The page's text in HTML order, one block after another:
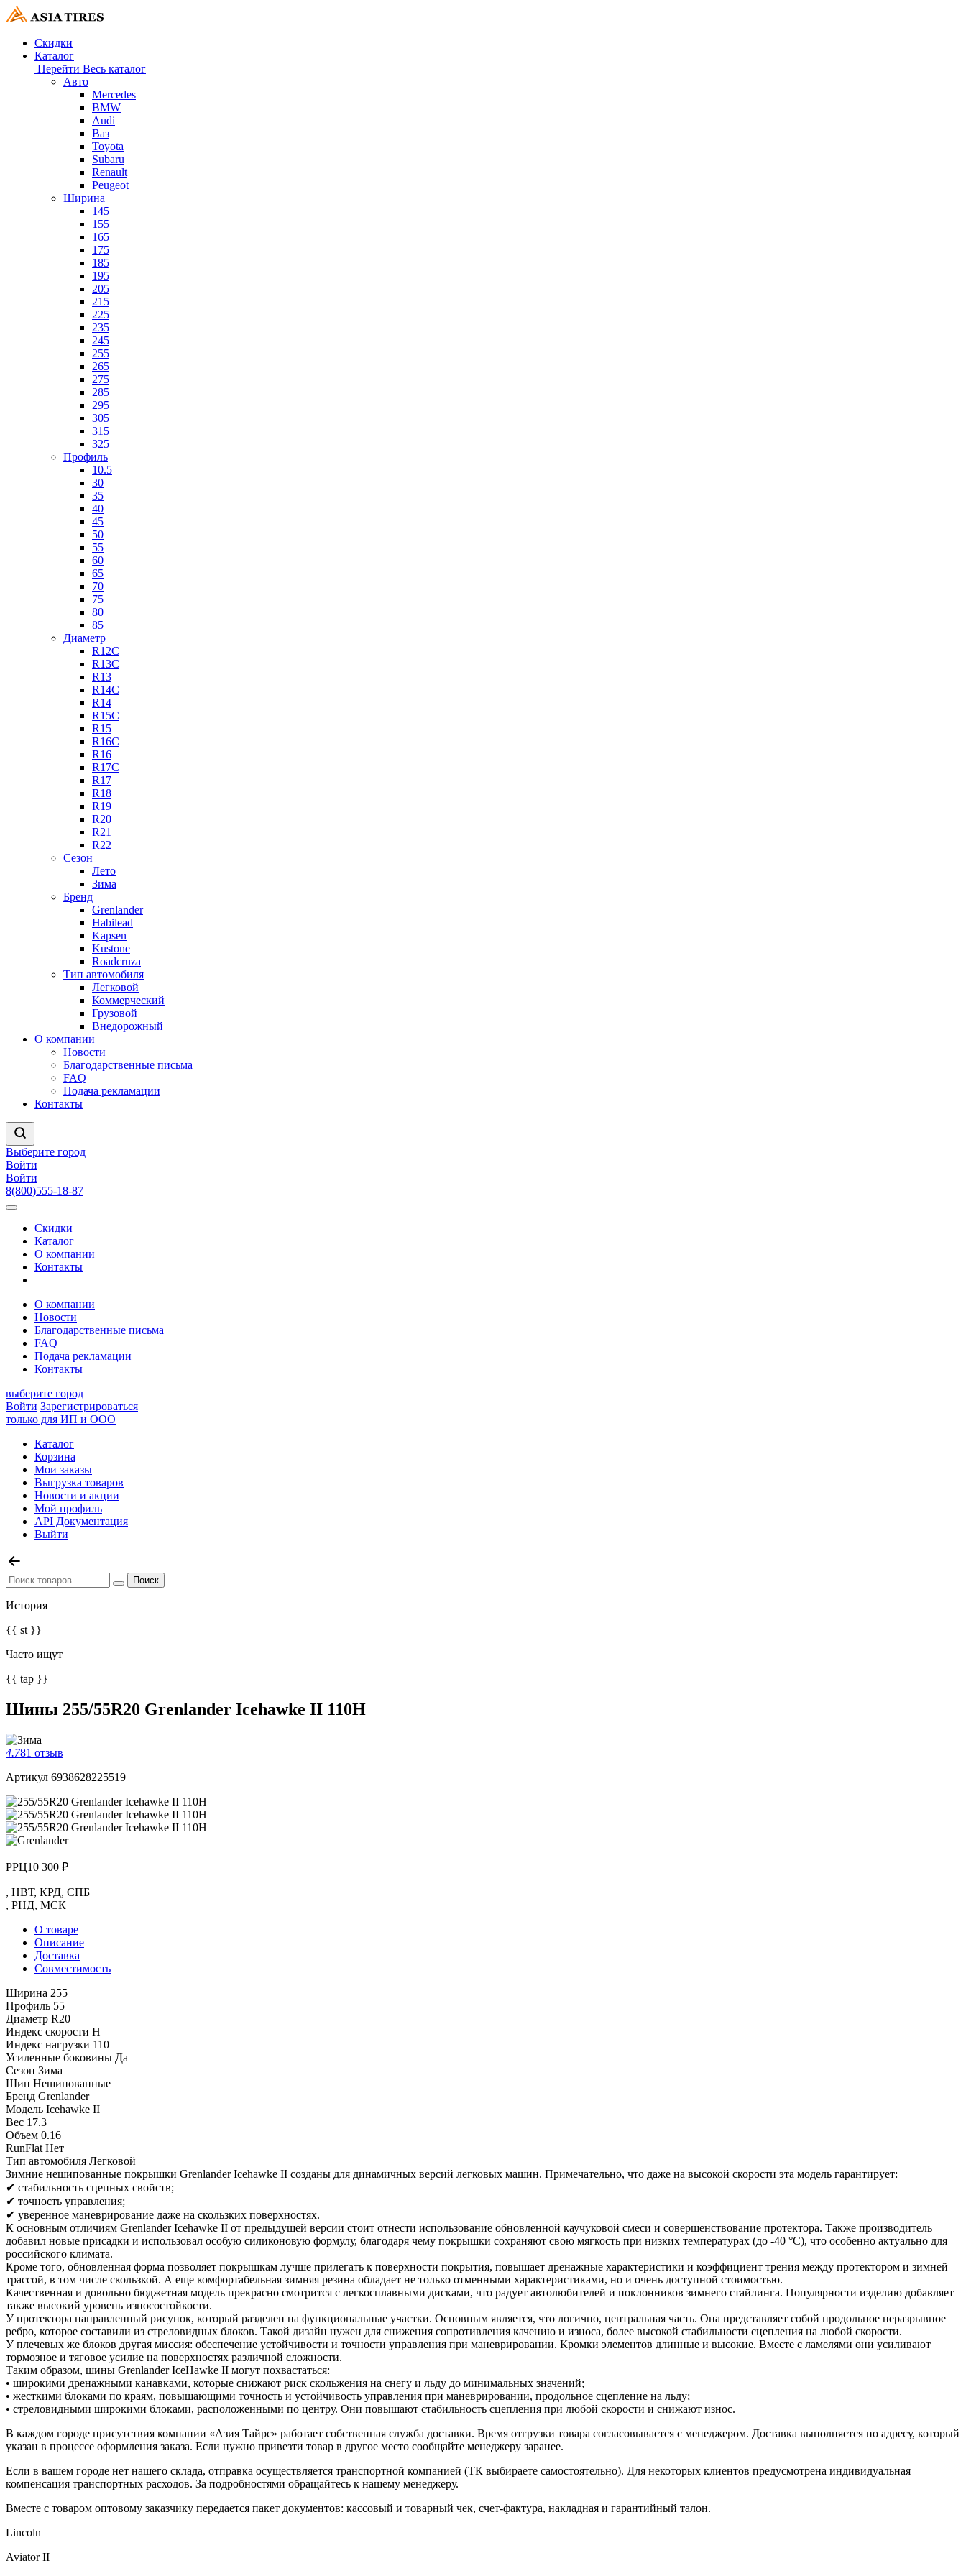
Скидки
Каталог
Перейти Весь каталог
Авто
Mercedes
BMW
Audi
Ваз
Toyota
Subaru
Renault
Peugeot
Ширина
145
155
165
175
185
195
205
215
225
235
245
255
265
275
285
295
305
315
325
Профиль
10.5
30
35
40
45
50
55
60
65
70
75
80
85
Диаметр
R12C
R13C
R13
R14C
R14
R15C
R15
R16C
R16
R17C
R17
R18
R19
R20
R21
R22
Сезон
Лето
Зима
Бренд
Grenlander
Habilead
Kapsen
Kustone
Roadcruza
Тип автомобиля
Легковой
Коммерческий
Грузовой
Внедорожный
О компании
Новости
Благодарственные письма
FAQ
Подача рекламации
Контакты
Выберите город
Войти
Войти
8(800)555-18-87
Скидки
Каталог
О компании
Контакты
О компании
Новости
Благодарственные письма
FAQ
Подача рекламации
Контакты
выберите город
Войти Зарегистрироваться
только для ИП и ООО
Каталог
Корзина
Мои заказы
Выгрузка товаров
Новости и акции
Мой профиль
API Документация
Выйти
История
{{ st }}
Часто ищут
{{ tap }}
Шины 255/55R20 Grenlander Icehawke II 110H
4.781 отзыв
Артикул 6938628225519
РРЦ10 300 ₽
, НВТ, КРД, СПБ
, РНД, МСК
О товаре
Описание
Доставка
Совместимость
Ширина 255
Профиль 55
Диаметр R20
Индекс скорости H
Индекс нагрузки 110
Усиленные боковины Да
Сезон Зима
Шип Нешипованные
Бренд Grenlander
Модель Icehawke II
Вес 17.3
Объем 0.16
RunFlat Нет
Тип автомобиля Легковой
Зимние нешипованные покрышки Grenlander Icehawke II созданы для динамичных версий легковых машин. Примечательно, что даже на высокой скорости эта модель гарантирует:
✔ стабильность сцепных свойств;
✔ точность управления;
✔ уверенное маневрирование даже на скользких поверхностях.
К основным отличиям Grenlander Icehawke II от предыдущей версии стоит отнести использование обновленной каучуковой смеси и совершенствование протектора. Также производитель
добавил новые присадки и использовал особую силиконовую формулу, благодаря чему покрышки сохраняют свою мягкость при низких температурах (до -40 °С), что особенно актуально для
российского климата.
Кроме того, обновленная форма позволяет покрышкам лучше прилегать к поверхности покрытия, повышает дренажные характеристики и коэффициент трения между протектором и зимней
трассой, в том числе скользкой. А еще комфортабельная зимняя резина обладает не только отменными характеристиками, но и очень доступной стоимостью.
Качественная и довольно бюджетная модель прекрасно смотрится с легкосплавными дисками, что радует автолюбителей и поклонников зимнего стайлинга. Популярности изделию добавляет
также высокий уровень износостойкости.
У протектора направленный рисунок, который разделен на функциональные участки. Основным является, что логично, центральная часть. Она представляет собой продольное неразрывное
ребро, которое составили из стреловидных блоков. Такой дизайн нужен для снижения сопротивления качению и износа, более высокой стабильности сцепления на любой скорости.
У плечевых же блоков другая миссия: обеспечение устойчивости и точности управления при маневрировании. Кромки элементов длинные и высокие. Вместе с ламелями они усиливают
тормозное и тяговое усилие на поверхностях различной сложности.
Таким образом, шины Grenlander IceHawke II могут похвастаться:
• широкими дренажными канавками, которые снижают риск скольжения на снегу и льду до минимальных значений;
• жесткими блоками по краям, повышающими точность и устойчивость управления при маневрировании, продольное сцепление на льду;
• стреловидными широкими блоками, расположенными по центру. Они повышают стабильность сцепления при любой скорости и снижают износ.
В каждом городе присутствия компании «Азия Тайрс» работает собственная служба доставки. Время отгрузки товара согласовывается с менеджером. Доставка выполняется по адресу, который
указан в процессе оформления заказа. Если нужно привезти товар в другое место сообщайте менеджеру заранее.
Если в вашем городе нет нашего склада, отправка осуществляется транспортной компанией (ТК выбираете самостоятельно). Для некоторых клиентов предусмотрена индивидуальная
компенсация транспортных расходов. За подробностями обращайтесь к нашему менеджеру.
Вместе с товаром оптовому заказчику передается пакет документов: кассовый и товарный чек, счет-фактура, накладная и гарантийный талон.
Lincoln
Aviator II